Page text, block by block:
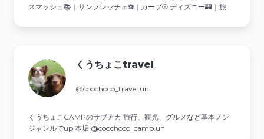
スマッシュ📚｜サンフレッチェ⚽️｜カープ⚾️ ディズニー🏰｜旅行
くうちょこtravel
@coochoco_travel.un
くうちょこCAMPのサブアカ 旅行、観光、グルメなど基本ノン
ジャンルでup 本垢 @coochoco_camp.un